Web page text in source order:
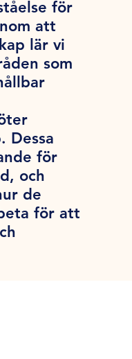
för
att
lär vi
som
Dessa
för
och
de
för att